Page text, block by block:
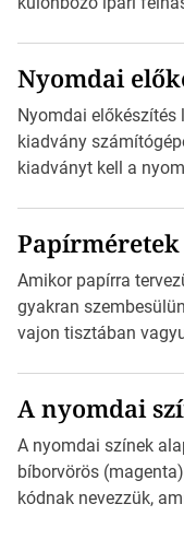
okostelefonjára
alkalmazást, ami
információt és
weblapjára. A QR-
Nyomdai
Nyomdai előkészítés
kiadvány
kiadványt kell a
Illustratorban készült
esetben
nyomdai
derüljön ki, hogy
Papírméretek
Amikor papírra
gyakran
vajon tisztában
*Hirdetés Ebben a
világába
milyen szempontok
jövőben. Bevezetés
A nyomdai
A nyomdai színek
bíborvörös
kódnak nevezzük,